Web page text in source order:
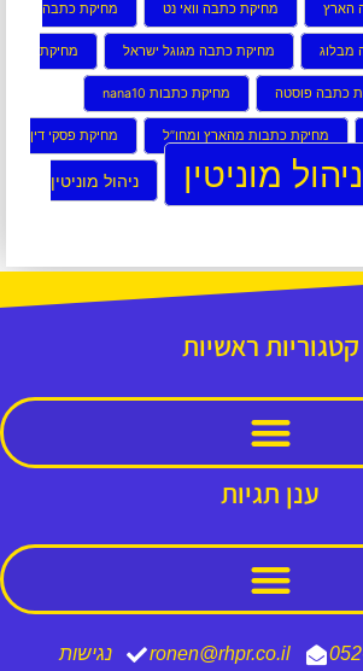
הארץ מחיקת כתבה וואי נט מחיקת כתבה
מבלוג מחיקת כתבה מגוגל ישראל מחיקת
כתבה פוסטה מחיקת כתבות nana10
מחיקת כתבות מהארץ ומחו”ל מחיקת פסקי דין
ניהול מוניטין ניהול מוניטין
קטגוריות ראשיות
ענן תגיות
ronen@rhpr.co.il נגישות